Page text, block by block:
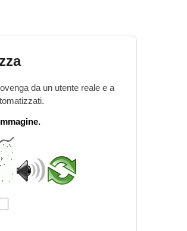
da un utente reale e a